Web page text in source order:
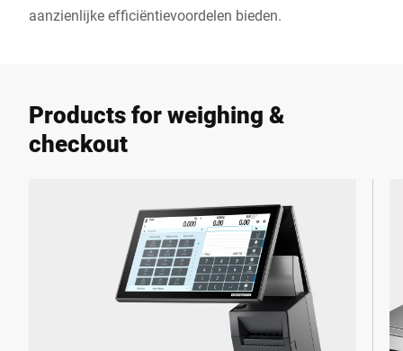
aanzienlijke efficiëntievoordelen bieden.
Products for weighing &
checkout